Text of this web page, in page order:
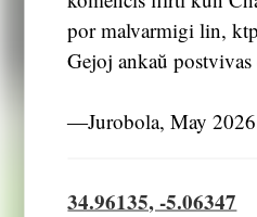
por malvarmigi lin,
Gejoj ankaŭ
―Jurobola, May 2026
34.96135, -5.06347